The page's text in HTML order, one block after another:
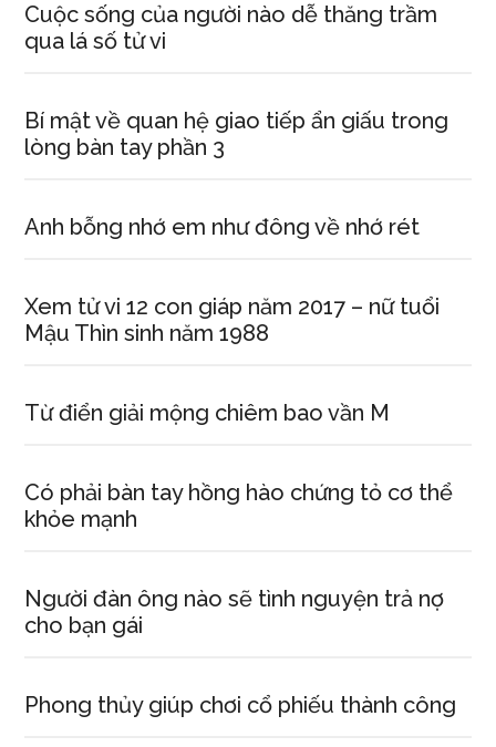
Cuộc sống của người nào dễ thăng trầm
qua lá số tử vi
Bí mật về quan hệ giao tiếp ẩn giấu trong
lòng bàn tay phần 3
Anh bỗng nhớ em như đông về nhớ rét
Xem tử vi 12 con giáp năm 2017 – nữ tuổi
Mậu Thìn sinh năm 1988
Từ điển giải mộng chiêm bao vần M
Có phải bàn tay hồng hào chứng tỏ cơ thể
khỏe mạnh
Người đàn ông nào sẽ tình nguyện trả nợ
cho bạn gái
Phong thủy giúp chơi cổ phiếu thành công